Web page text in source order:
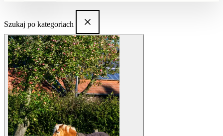
Szukaj po kategoriach